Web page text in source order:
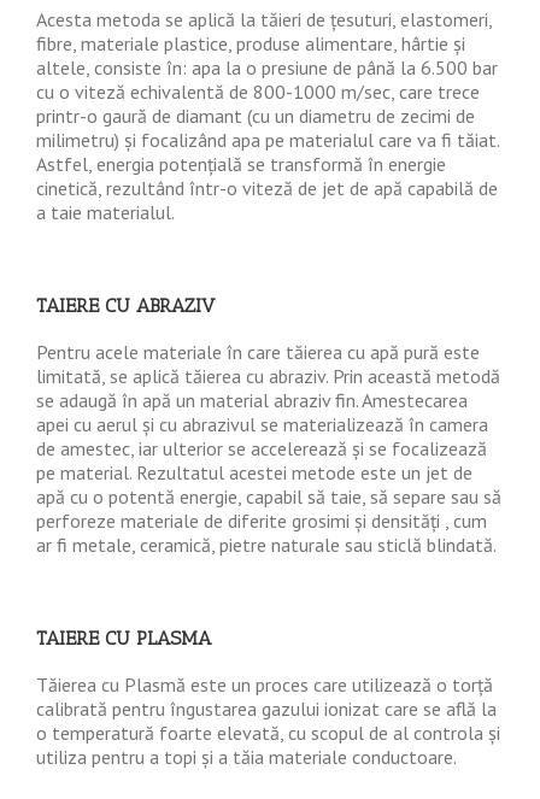
Acesta metoda se aplică la tăieri de țesuturi, elastomeri,
fibre, materiale plastice, produse alimentare, hârtie și
altele, consiste în: apa la o presiune de până la 6.500 bar
cu o viteză echivalentă de 800-1000 m/sec, care trece
printr-o gaură de diamant (cu un diametru de zecimi de
milimetru) și focalizând apa pe materialul care va fi tăiat.
Astfel, energia potențială se transformă în energie
cinetică, rezultând într-o viteză de jet de apă capabilă de
a taie materialul.
TAIERE CU ABRAZIV
Pentru acele materiale în care tăierea cu apă pură este
limitată, se aplică tăierea cu abraziv. Prin această metodă
se adaugă în apă un material abraziv fin. Amestecarea
apei cu aerul și cu abrazivul se materializează în camera
de amestec, iar ulterior se accelerează și se focalizează
pe material. Rezultatul acestei metode este un jet de
apă cu o potentă energie, capabil să taie, să separe sau să
perforeze materiale de diferite grosimi și densități , cum
ar fi metale, ceramică, pietre naturale sau sticlă blindată.
TAIERE CU PLASMA
Tăierea cu Plasmă este un proces care utilizează o torță
calibrată pentru îngustarea gazului ionizat care se află la
o temperatură foarte elevată, cu scopul de al controla și
utiliza pentru a topi și a tăia materiale conductoare.